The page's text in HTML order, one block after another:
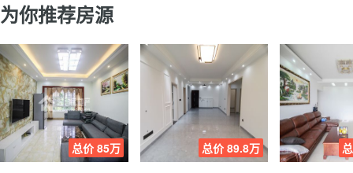
为你推荐房源
总价 85万 总价 89.8万